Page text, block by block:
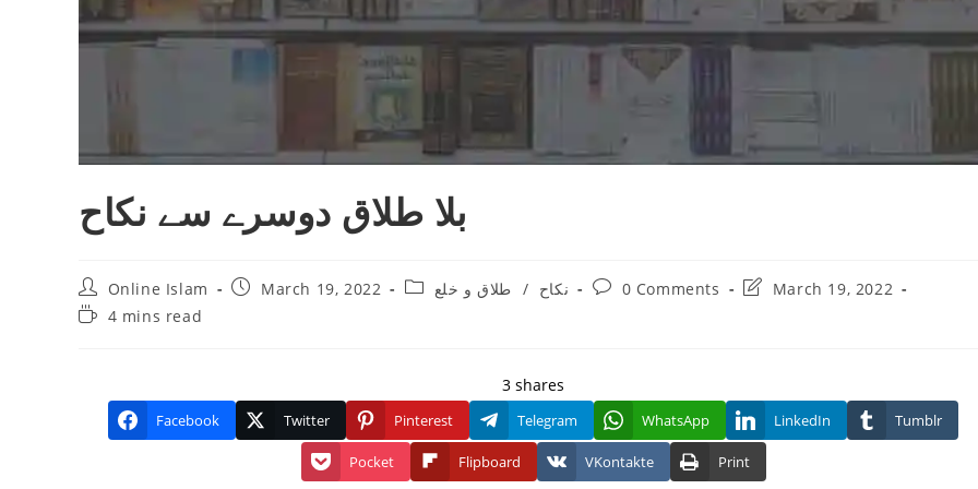
بلا طلاق دوسرے سے نکاح
Post
author:
Online Islam
PostMarch 19, 2022
Post
نکاح / طلاق و خلع
Post0 Comments
PostMarch 19, 2022
Reading4 mins read
3 shares
Facebook Twitter Pinterest Telegram WhatsApp LinkedIn Tumblr
Pocket Flipboard VKontakte Print